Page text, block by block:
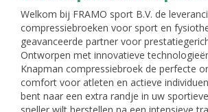
Welkom bij FRAMO sport B.V. de
compressiebroeken voor sport en
geavanceerde partner voor
Ontworpen met innovatieve
Knapman compressiebroek de perfecte
comfort voor atleten en actieve
bent naar een extra randje in uw